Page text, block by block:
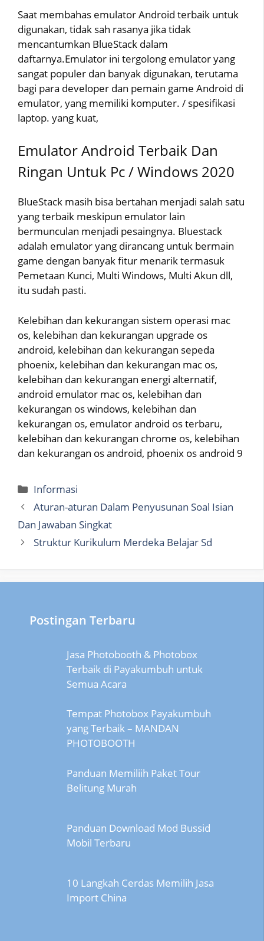
Saat membahas emulator Android terbaik untuk
digunakan, tidak sah rasanya jika tidak
mencantumkan BlueStack dalam
daftarnya.Emulator ini tergolong emulator yang
sangat populer dan banyak digunakan, terutama
bagi para developer dan pemain game Android di
emulator, yang memiliki komputer. / spesifikasi
laptop. yang kuat,
Emulator Android Terbaik Dan
Ringan Untuk Pc / Windows 2020
BlueStack masih bisa bertahan menjadi salah satu
yang terbaik meskipun emulator lain
bermunculan menjadi pesaingnya. Bluestack
adalah emulator yang dirancang untuk bermain
game dengan banyak fitur menarik termasuk
Pemetaan Kunci, Multi Windows, Multi Akun dll,
itu sudah pasti.
Kelebihan dan kekurangan sistem operasi mac
os, kelebihan dan kekurangan upgrade os
android, kelebihan dan kekurangan sepeda
phoenix, kelebihan dan kekurangan mac os,
kelebihan dan kekurangan energi alternatif,
android emulator mac os, kelebihan dan
kekurangan os windows, kelebihan dan
kekurangan os, emulator android os terbaru,
kelebihan dan kekurangan chrome os, kelebihan
dan kekurangan os android, phoenix os android 9
Categories
Informasi
Aturan-aturan Dalam Penyusunan Soal Isian
Dan Jawaban Singkat
Struktur Kurikulum Merdeka Belajar Sd
Postingan Terbaru
Jasa Photobooth & Photobox
Terbaik di Payakumbuh untuk
Semua Acara
Tempat Photobox Payakumbuh
yang Terbaik – MANDAN
PHOTOBOOTH
Panduan Memiliih Paket Tour
Belitung Murah
Panduan Download Mod Bussid
Mobil Terbaru
10 Langkah Cerdas Memilih Jasa
Import China